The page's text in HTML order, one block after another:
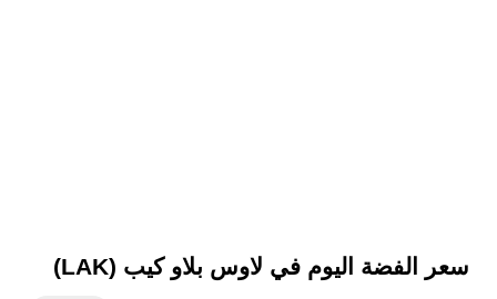
سعر الفضة اليوم في لاوس بلاو كيب (LAK)